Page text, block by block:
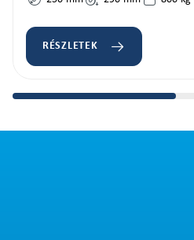
RÉSZLETEK